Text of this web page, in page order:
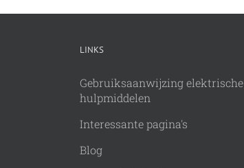
LINKS
Gebruiksaanwijzing elektrische
hulpmiddelen
Interessante pagina's
Blog